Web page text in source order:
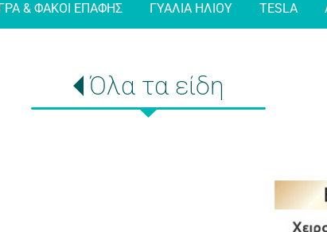
& ΦΑΚΟΙ ΕΠΑΦΗΣ ΓΥΑΛΙΑ ΗΛΙΟΥ TESLA
Όλα τα είδη